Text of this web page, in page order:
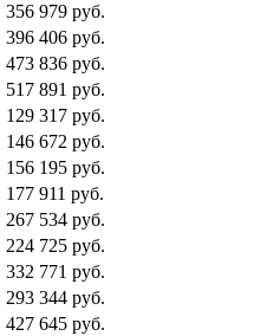
356 979 руб.
396 406 руб.
473 836 руб.
517 891 руб.
129 317 руб.
146 672 руб.
156 195 руб.
177 911 руб.
267 534 руб.
224 725 руб.
332 771 руб.
293 344 руб.
427 645 руб.